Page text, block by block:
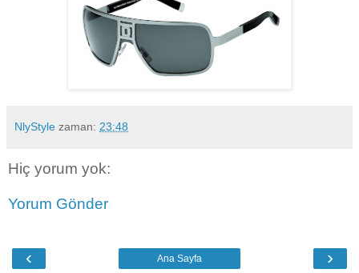
NlyStyle zaman: 23:48
Hiç yorum yok:
Yorum Gönder
‹ ›
Ana Sayfa